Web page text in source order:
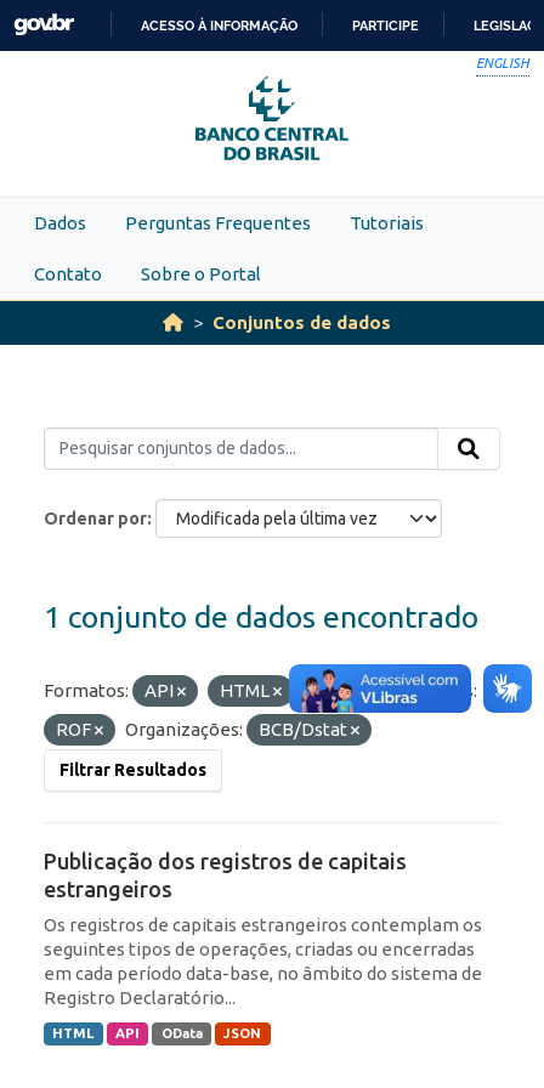
Skip to main content
PARA
O
CONTEÚDO
ACESSO À INFORMAÇÃO PARTICIPE
ENGLISH
Dados Perguntas Frequentes Tutoriais
Contato Sobre o Portal
Conjuntos de dados
Ordenar por
1 conjunto de dados encontrado
Formatos: API HTML JSON
Etiquetas:
ROF
Organizações: BCB/Dstat
Filtrar Resultados
Publicação dos registros de capitais
estrangeiros
Os registros de capitais estrangeiros contemplam os
seguintes tipos de operações, criadas ou encerradas
em cada período data-base, no âmbito do sistema de
Registro Declaratório...
HTML API OData JSON